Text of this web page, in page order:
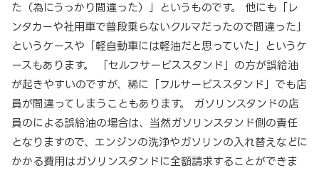
た（為にうっかり間違った）」というものです。 他にも「レ
ンタカーや社用車で普段乗らないクルマだったので間違った」
というケースや「軽自動車には軽油だと思っていた」というケ
ースもあります。 「セルフサービススタンド」の方が誤給油
が起きやすいのですが、稀に「フルサービススタンド」でも店
員が間違ってしまうこともあります。 ガソリンスタンドの店
員のによる誤給油の場合は、当然ガソリンスタンド側の責任
となりますので、エンジンの洗浄やガソリンの入れ替えなどに
かかる費用はガソリンスタンドに全額請求することができま